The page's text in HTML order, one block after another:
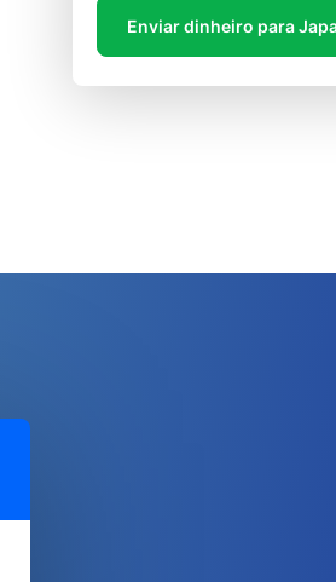
Enviar dinheiro para